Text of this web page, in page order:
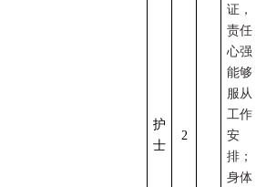
护
士
2
证，
责任
心强
能够
服从
工作
安
排；
身体